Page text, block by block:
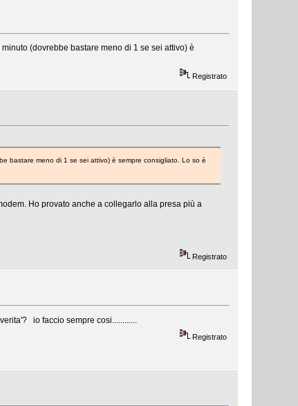
(dovrebbe bastare meno di 1 se sei attivo) è
Registrato
bastare meno di 1 se sei attivo) è sempre consigliato. Lo so è
Ho provato anche a collegarlo alla presa più a
Registrato
io faccio sempre cosi............
Registrato